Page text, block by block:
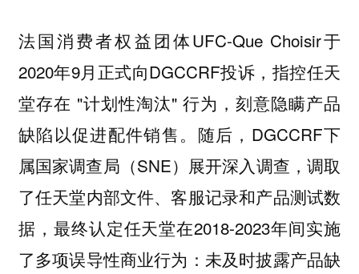
法国消费者权益团体UFC-Que Choisir于
2020年9月正式向DGCCRF投诉，指控任天
堂存在 "计划性淘汰" 行为，刻意隐瞒产品
缺陷以促进配件销售。随后，DGCCRF下
属国家调查局（SNE）展开深入调查，调取
了任天堂内部文件、客服记录和产品测试数
据，最终认定任天堂在2018-2023年间实施
了多项误导性商业行为：未及时披露产品缺